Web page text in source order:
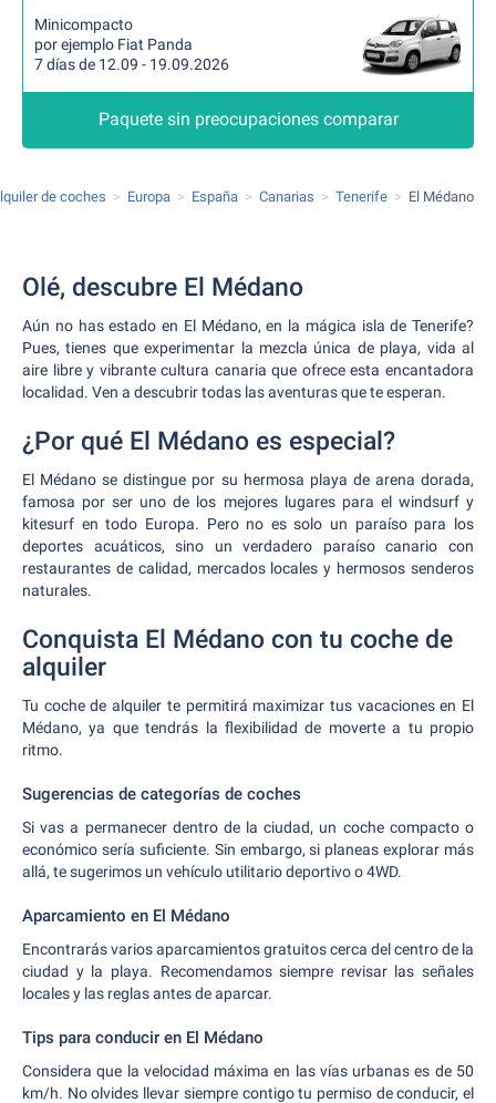
Minicompacto
por ejemplo Fiat Panda
7 días de 12.09 - 19.09.2026
Paquete sin preocupaciones comparar
de coches Europa España Canarias Tenerife El Médano
Olé, descubre El Médano
Aún no has estado en El Médano, en la mágica isla de Tenerife?
Pues, tienes que experimentar la mezcla única de playa, vida al
aire libre y vibrante cultura canaria que ofrece esta encantadora
localidad. Ven a descubrir todas las aventuras que te esperan.
¿Por qué El Médano es especial?
El Médano se distingue por su hermosa playa de arena dorada,
famosa por ser uno de los mejores lugares para el windsurf y
kitesurf en todo Europa. Pero no es solo un paraíso para los
deportes acuáticos, sino un verdadero paraíso canario con
restaurantes de calidad, mercados locales y hermosos senderos
naturales.
Conquista El Médano con tu coche de
alquiler
Tu coche de alquiler te permitirá maximizar tus vacaciones en El
Médano, ya que tendrás la flexibilidad de moverte a tu propio
ritmo.
Sugerencias de categorías de coches
Si vas a permanecer dentro de la ciudad, un coche compacto o
económico sería suficiente. Sin embargo, si planeas explorar más
allá, te sugerimos un vehículo utilitario deportivo o 4WD.
Aparcamiento en El Médano
Encontrarás varios aparcamientos gratuitos cerca del centro de la
ciudad y la playa. Recomendamos siempre revisar las señales
locales y las reglas antes de aparcar.
Tips para conducir en El Médano
Considera que la velocidad máxima en las vías urbanas es de 50
km/h. No olvides llevar siempre contigo tu permiso de conducir, el